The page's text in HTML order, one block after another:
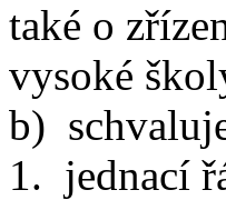
také o
vysoké
b)
1. jednací